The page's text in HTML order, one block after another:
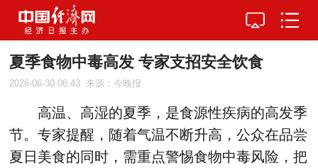
夏季食物中毒高发 专家支招安全饮食
2026-06-30 06:43 来源：今晚报
高温、高湿的夏季，是食源性疾病的高发季
节。专家提醒，随着气温不断升高，公众在品尝
夏日美食的同时，需重点警惕食物中毒风险，把